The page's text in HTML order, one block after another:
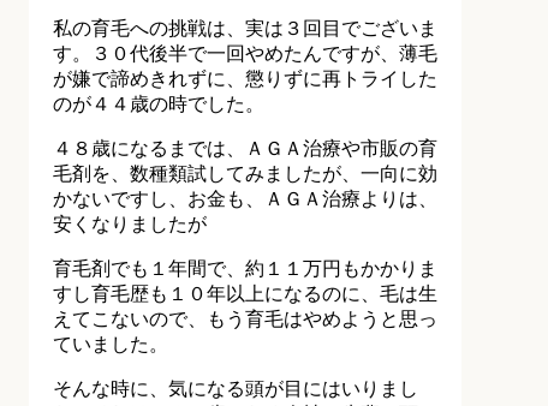
私の育毛への挑戦は、実は３回目でございま
す。３０代後半で一回やめたんですが、薄毛
が嫌で諦めきれずに、懲りずに再トライした
のが４４歳の時でした。
４８歳になるまでは、ＡＧＡ治療や市販の育
毛剤を、数種類試してみましたが、一向に効
かないですし、お金も、ＡＧＡ治療よりは、
安くなりましたが
育毛剤でも１年間で、約１１万円もかかりま
すし育毛歴も１０年以上になるのに、毛は生
えてこないので、もう育毛はやめようと思っ
ていました。
そんな時に、気になる頭が目にはいりまし